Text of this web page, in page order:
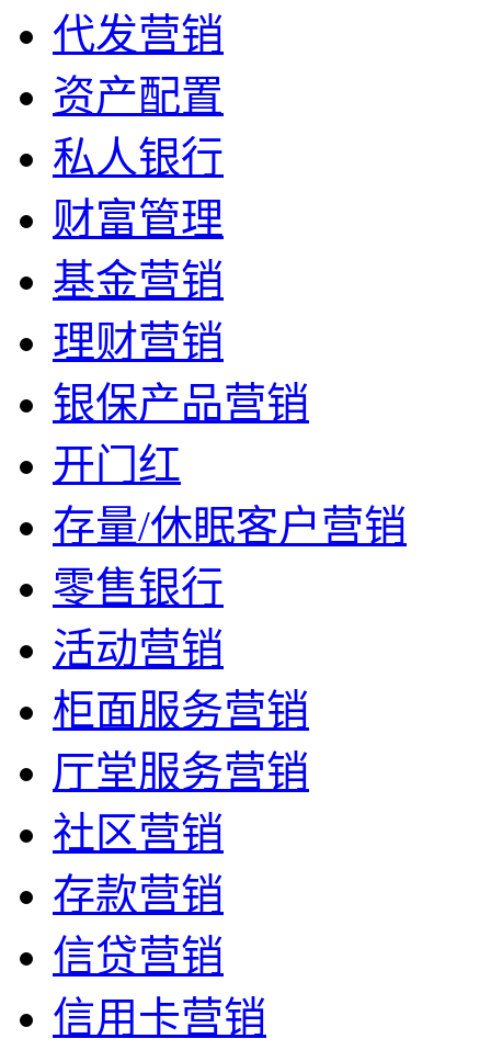
代发营销
资产配置
私人银行
财富管理
基金营销
理财营销
银保产品营销
开门红
存量/休眠客户营销
零售银行
活动营销
柜面服务营销
厅堂服务营销
社区营销
存款营销
信贷营销
信用卡营销